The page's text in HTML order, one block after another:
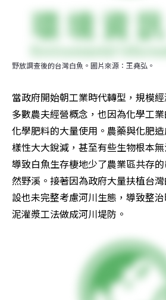
野放調查後的台灣白魚。圖片來源：王堯弘。
當政府開始朝工業時代轉型，規模
多數農夫經營概念，也因為化學工
化學肥料的大量使用。農藥與化肥
樣性大大銳減，甚至有些生物根本無
導致白魚生存棲地少了農業區共存
然野溪。接著因為政府大量扶植台
設也未完整考慮河川生態，導致整
泥灌漿工法做成河川堤防。